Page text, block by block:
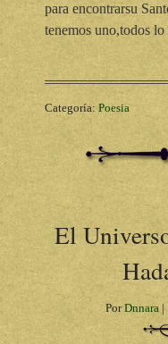
para encontrarsu
tenemos uno,todos
Categoría: Poesia
El
PorDnnara|